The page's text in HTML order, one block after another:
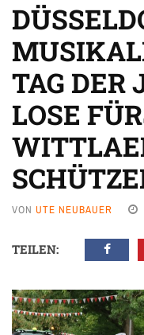
TAG DER
LOSE
VON UTE NEUBAUER
TEILEN: